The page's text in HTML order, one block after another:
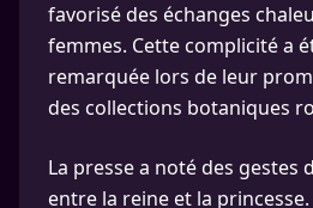
favorisé des échanges
femmes. Cette complicité a
remarquée lors de leur
des collections botaniques
La presse a noté des gestes
entre la reine et la